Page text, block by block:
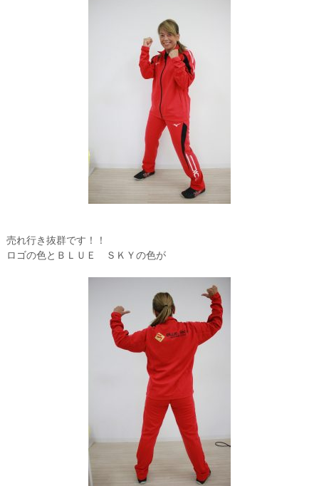
売れ行き抜群です！！
ロゴの色とＢＬＵＥ ＳＫＹの色が